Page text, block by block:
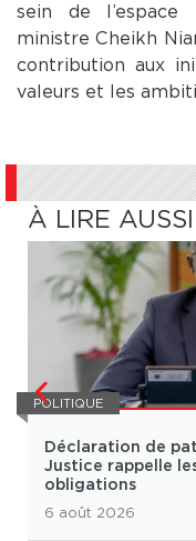
sein de
ministre Cheikh
contribution aux
valeurs et les
À LIRE AUSSI
POLITIQUE
Déclaration de
Justice rappelle
obligations
6 août 2026